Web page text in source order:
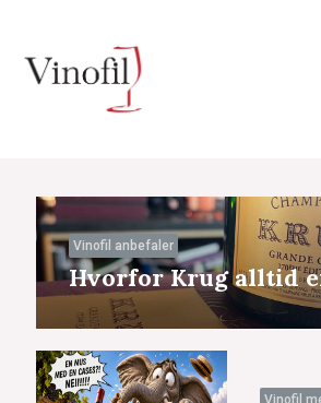
Vinofil anbefaler
Hvorfor Krug alltid
Vinofil